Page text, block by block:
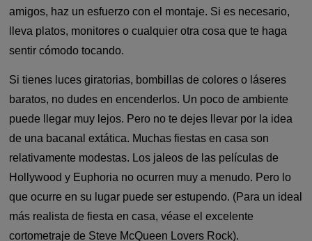
amigos, haz un esfuerzo con el montaje. Si es necesario,
lleva platos, monitores o cualquier otra cosa que te haga
sentir cómodo tocando.
Si tienes luces giratorias, bombillas de colores o láseres
baratos, no dudes en encenderlos. Un poco de ambiente
puede llegar muy lejos. Pero no te dejes llevar por la idea
de una bacanal extática. Muchas fiestas en casa son
relativamente modestas. Los jaleos de las películas de
Hollywood y Euphoria no ocurren muy a menudo. Pero lo
que ocurre en su lugar puede ser estupendo. (Para un ideal
más realista de fiesta en casa, véase el excelente
cortometraje de Steve McQueen Lovers Rock).